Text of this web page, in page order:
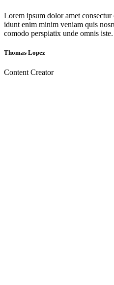
Lorem ipsum dolor amet
idunt enim minim veniam quis
comodo perspiatix unde omnis iste.
Thomas Lopez
Content Creator